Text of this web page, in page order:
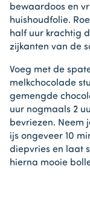
bewaardoos en
huishoudfolie.
half uur krachtig
zijkanten van de
Voeg met de
melkchocolade
gemengde
uur nogmaals 2
bevriezen. Neem
ijs ongeveer 10
diepvries en laat
hierna mooie